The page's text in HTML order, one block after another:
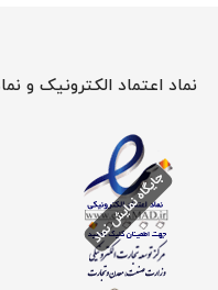
نماد اعتماد الکترونیک و